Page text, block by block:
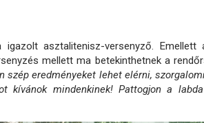
asztalitenisz-versenyző. Emellett
mellett ma betekinthetnek a
szép eredményeket lehet elérni,
kívánok mindenkinek! Pattogjon a